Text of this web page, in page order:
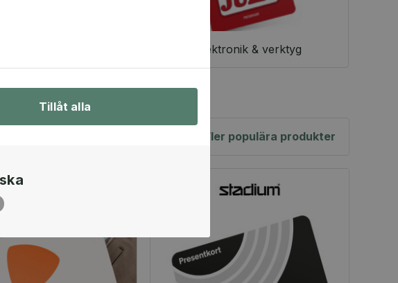
Tillåt alla
Elektronik & verktyg
Fler populära produkter